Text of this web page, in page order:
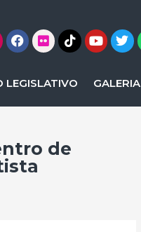
LEGISLATIVO GALERIA
de